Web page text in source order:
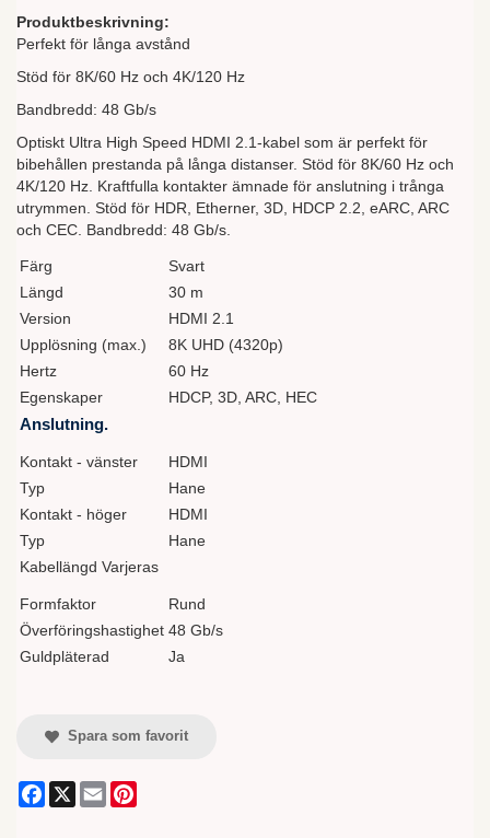
Produktbeskrivning:
Perfekt för långa avstånd
Stöd för 8K/60 Hz och 4K/120 Hz
Bandbredd: 48 Gb/s
Optiskt Ultra High Speed HDMI 2.1-kabel som är perfekt för
bibehållen prestanda på långa distanser. Stöd för 8K/60 Hz och
4K/120 Hz. Kraftfulla kontakter ämnade för anslutning i trånga
utrymmen. Stöd för HDR, Etherner, 3D, HDCP 2.2, eARC, ARC
och CEC. Bandbredd: 48 Gb/s.
Färg
Svart
Längd
30 m
Version
HDMI 2.1
Upplösning (max.)
8K UHD (4320p)
Hertz
60 Hz
Egenskaper
HDCP, 3D, ARC, HEC
Anslutning.
Kontakt - vänster
HDMI
Typ
Hane
Kontakt - höger
HDMI
Typ
Hane
Kabellängd Varjeras
Formfaktor
Rund
Överföringshastighet 48 Gb/s
Guldpläterad
Ja
Spara som favorit
Facebook
X Email